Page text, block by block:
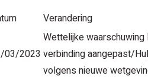
Verandering
03/2023
Wettelijke
verbinding aangepast/
volgens nieuwe